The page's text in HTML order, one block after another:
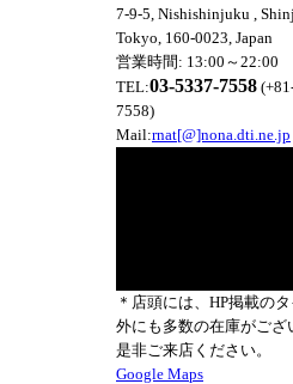
7-9-5, Nishishinjuku ,
Tokyo, 160-0023, Japan
営業時間: 13:00～22:00
TEL:03-5337-7558
7558)
Mail:rnat[@]nona.dti.ne.jp
＊店頭には、HP掲載の
外にも多数の在庫がござ
是非ご来店ください。
Google Maps